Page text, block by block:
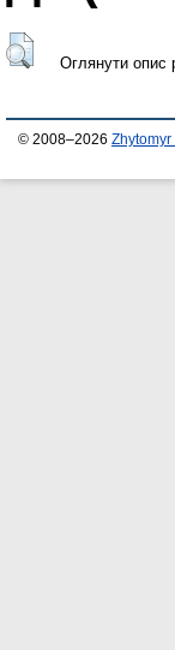
Оглянути опис
© 2008–2026 Zhytomyr